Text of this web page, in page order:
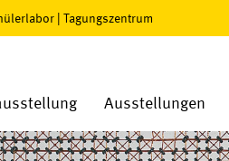
| Tagungszentrum
Ausstellungen